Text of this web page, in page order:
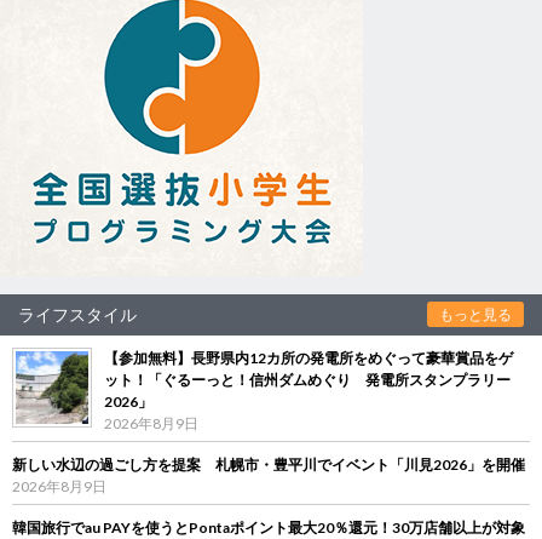
ライフスタイル もっと見る
【参加無料】長野県内12カ所の発電所をめぐって豪華賞品をゲ
ット！「ぐるーっと！信州ダムめぐり 発電所スタンプラリー
2026」
2026年8月9日
新しい水辺の過ごし方を提案 札幌市・豊平川でイベント「川見2026」を開催
2026年8月9日
韓国旅行でau PAYを使うとPontaポイント最大20％還元！30万店舗以上が対象